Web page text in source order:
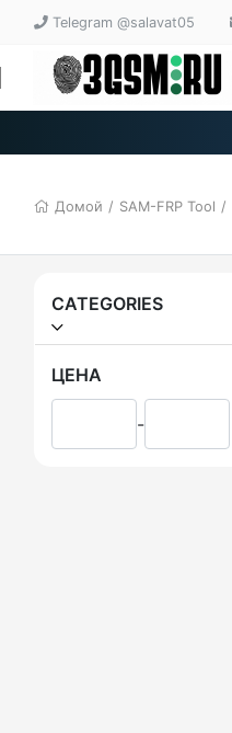
Telegram @salavat05
Домой / SAM-FRP Tool /
CATEGORIES
ЦЕНА
-